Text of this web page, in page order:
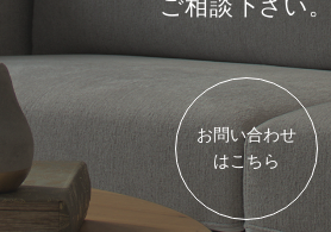
ご相談下さい。
お問い合わせ
はこちら